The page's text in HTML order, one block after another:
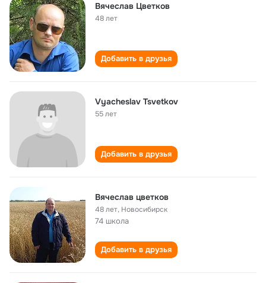
Вячеслав Цветков
48 лет
Добавить в друзья
Vyacheslav Tsvetkov
55 лет
Добавить в друзья
Вячеслав цветков
48 лет, Новосибирск
74 школа
Добавить в друзья